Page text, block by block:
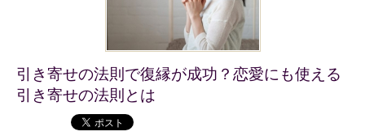
引き寄せの法則で復縁が成功？恋愛にも使える
引き寄せの法則とは